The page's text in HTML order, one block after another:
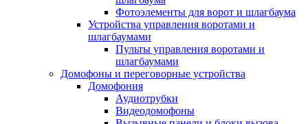
Фотоэлементы для ворот и шлагбаума
Устройства управления воротами и
шлагбаумами
Пульты управления воротами и
шлагбаумами
Домофоны и переговорные устройства
Домофония
Аудиотрубки
Видеодомофоны